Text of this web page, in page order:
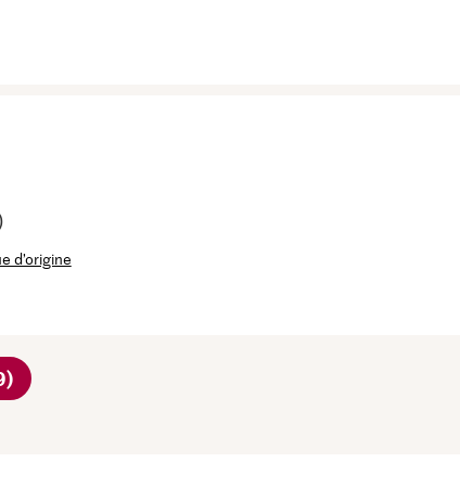
d’origine